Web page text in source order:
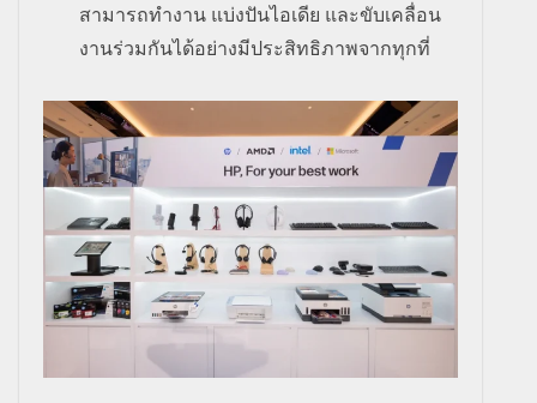
สามารถทำงาน แบ่งปันไอเดีย และขับเคลื่อน
งานร่วมกันได้อย่างมีประสิทธิภาพจากทุกที่